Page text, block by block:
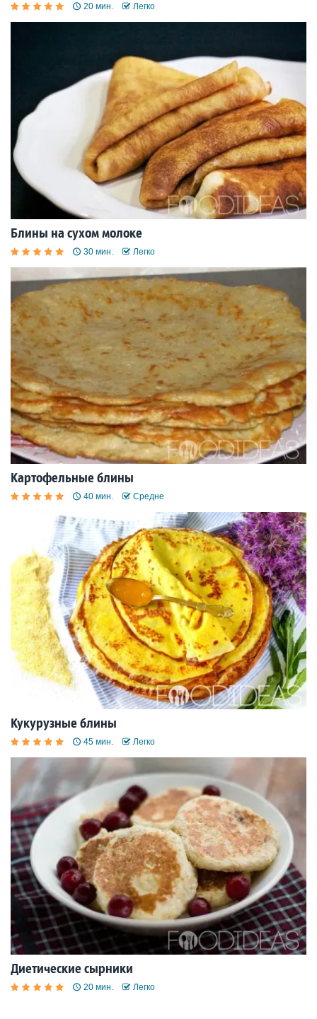
20 мин. Легко
Блины на сухом молоке
30 мин. Легко
Картофельные блины
40 мин. Средне
Кукурузные блины
45 мин. Легко
Диетические сырники
20 мин. Легко